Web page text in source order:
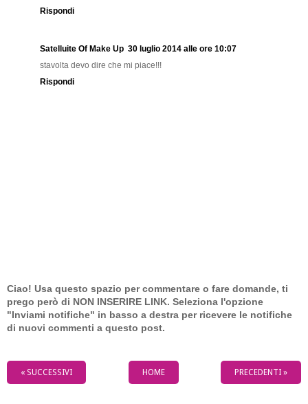
Rispondi
Satelluite Of Make Up 30 luglio 2014 alle ore 10:07
stavolta devo dire che mi piace!!!
Rispondi
Ciao! Usa questo spazio per commentare o fare domande, ti
prego però di NON INSERIRE LINK. Seleziona l'opzione
"Inviami notifiche" in basso a destra per ricevere le notifiche
di nuovi commenti a questo post.
« SUCCESSIVI PRECEDENTI »
HOME